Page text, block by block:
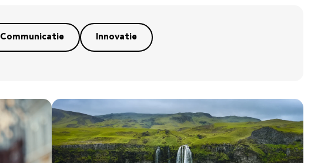
Communicatie Innovatie